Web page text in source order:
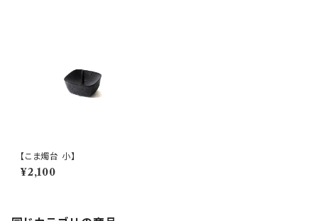
【こま燭台 小】
¥2,100